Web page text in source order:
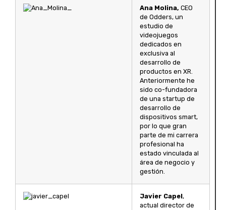
Ana Molina, CEO
de Odders, un
estudio de
videojuegos
dedicados en
exclusiva al
desarrollo de
productos en XR.
Anteriormente he
sido co-fundadora
de una startup de
desarrollo de
dispositivos smart,
por lo que gran
parte de mi carrera
profesional ha
estado vinculada al
área de negocio y
gestión.
Javier Capel,
actual director de